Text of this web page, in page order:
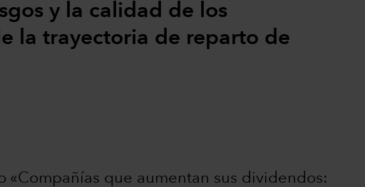
y la calidad de los
la trayectoria de reparto de
«Compañías que aumentan sus dividendos: